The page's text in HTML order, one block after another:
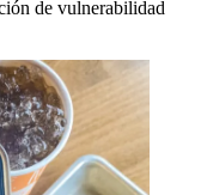
de vulnerabilidad